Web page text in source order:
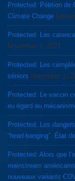
Protected: Pétition de
Climate Change
Protected: Les
November 1, 2021
Protected: Les
séniors November 1,
Protected: Le vaccin
eu égard au
Protected: Les
“head-banging”. État
Protected: Alors que
mainstream
nouveaux variants